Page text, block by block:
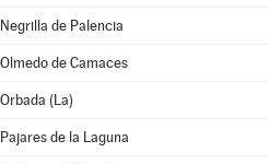
Negrilla de Palencia
Olmedo de Camaces
Orbada (La)
Pajares de la Laguna